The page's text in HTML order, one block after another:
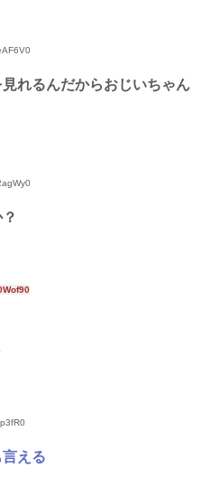
れるんだからおじいちゃん
える